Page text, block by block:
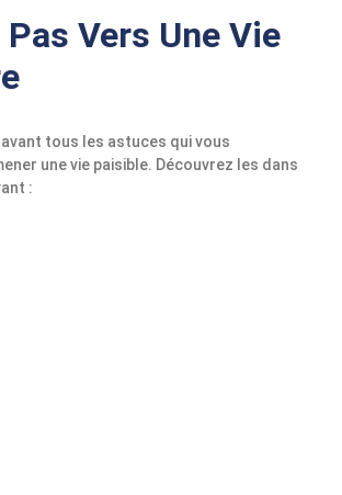
Vers Une Vie
tous les astuces qui vous
une vie paisible. Découvrez les dans
: